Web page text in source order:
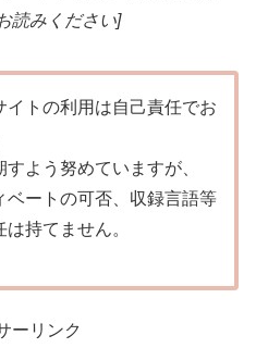
読みください]
イトの利用は自己責任でお
よう努めていますが、
ベートの可否、収録言語等
持てません。
ーリンク